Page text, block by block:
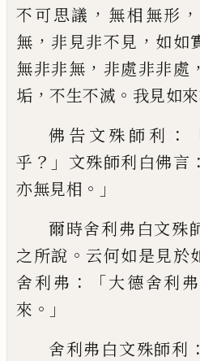
不可思議 ， 無相無形 ，
無 ， 非見非不見 ， 如如
無非非無 ， 非處非非處 ，
垢 ， 不生不滅 。 我見如
佛告文殊師利 ：
乎 ？」 文殊師利白佛言
亦無見相 。」
爾時舍利弗白文殊
之所說 。 云何如是見於
舍利弗 ：「大德舍利弗
來 。」
舍利弗白文殊師利